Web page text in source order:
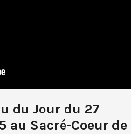
du Jour du 27
au Sacré-Coeur de